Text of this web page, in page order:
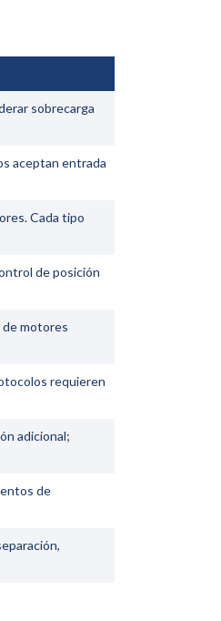
sobrecarga
aceptan entrada
Cada tipo
de posición
motores
requieren
adicional;
de